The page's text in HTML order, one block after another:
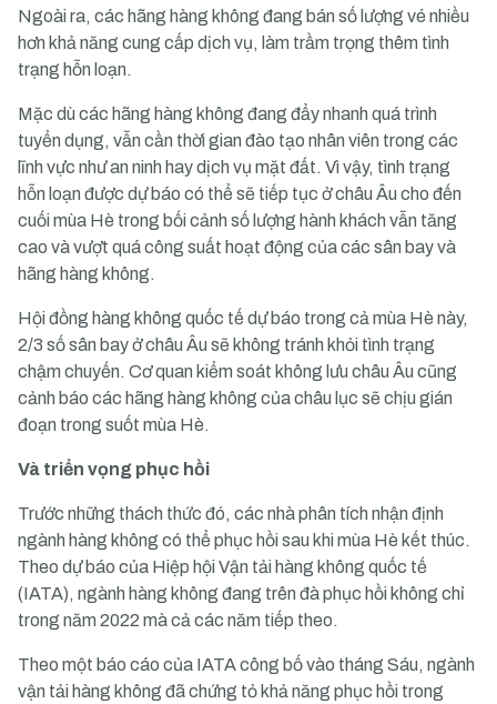
Ngoài ra, các hãng hàng không đang bán số lượng vé nhiều
hơn khả năng cung cấp dịch vụ, làm trầm trọng thêm tình
trạng hỗn loạn.
Mặc dù các hãng hàng không đang đẩy nhanh quá trình
tuyển dụng, vẫn cần thời gian đào tạo nhân viên trong các
lĩnh vực như an ninh hay dịch vụ mặt đất. Vì vậy, tình trạng
hỗn loạn được dự báo có thể sẽ tiếp tục ở châu Âu cho đến
cuối mùa Hè trong bối cảnh số lượng hành khách vẫn tăng
cao và vượt quá công suất hoạt động của các sân bay và
hãng hàng không.
Hội đồng hàng không quốc tế dự báo trong cả mùa Hè này,
2/3 số sân bay ở châu Âu sẽ không tránh khỏi tình trạng
chậm chuyến. Cơ quan kiểm soát không lưu châu Âu cũng
cảnh báo các hãng hàng không của châu lục sẽ chịu gián
đoạn trong suốt mùa Hè.
Và triển vọng phục hồi
Trước những thách thức đó, các nhà phân tích nhận định
ngành hàng không có thể phục hồi sau khi mùa Hè kết thúc.
Theo dự báo của Hiệp hội Vận tải hàng không quốc tế
(IATA), ngành hàng không đang trên đà phục hồi không chỉ
trong năm 2022 mà cả các năm tiếp theo.
Theo một báo cáo của IATA công bố vào tháng Sáu, ngành
vận tải hàng không đã chứng tỏ khả năng phục hồi trong